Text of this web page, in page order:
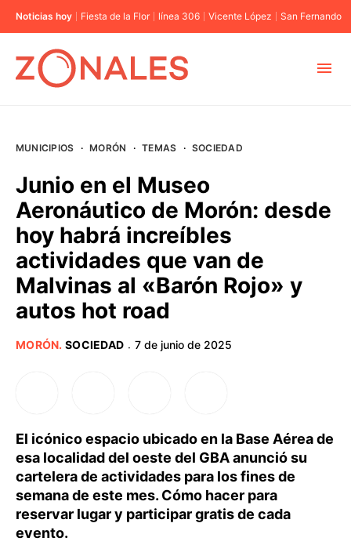
Noticias hoy Fiesta de la Flor línea 306 Vicente López San Fernando
BUENOS AIRES
PROVINCIAS
ELECCIONES 2023
MUNICIPIOS · MORÓN · TEMAS · SOCIEDAD
Junio en el Museo
Aeronáutico de Morón: desde
hoy habrá increíbles
actividades que van de
Malvinas al «Barón Rojo» y
autos hot road
MORÓN. SOCIEDAD · 7 de junio de 2025
El icónico espacio ubicado en la Base Aérea de
esa localidad del oeste del GBA anunció su
cartelera de actividades para los fines de
semana de este mes. Cómo hacer para
reservar lugar y participar gratis de cada
evento.